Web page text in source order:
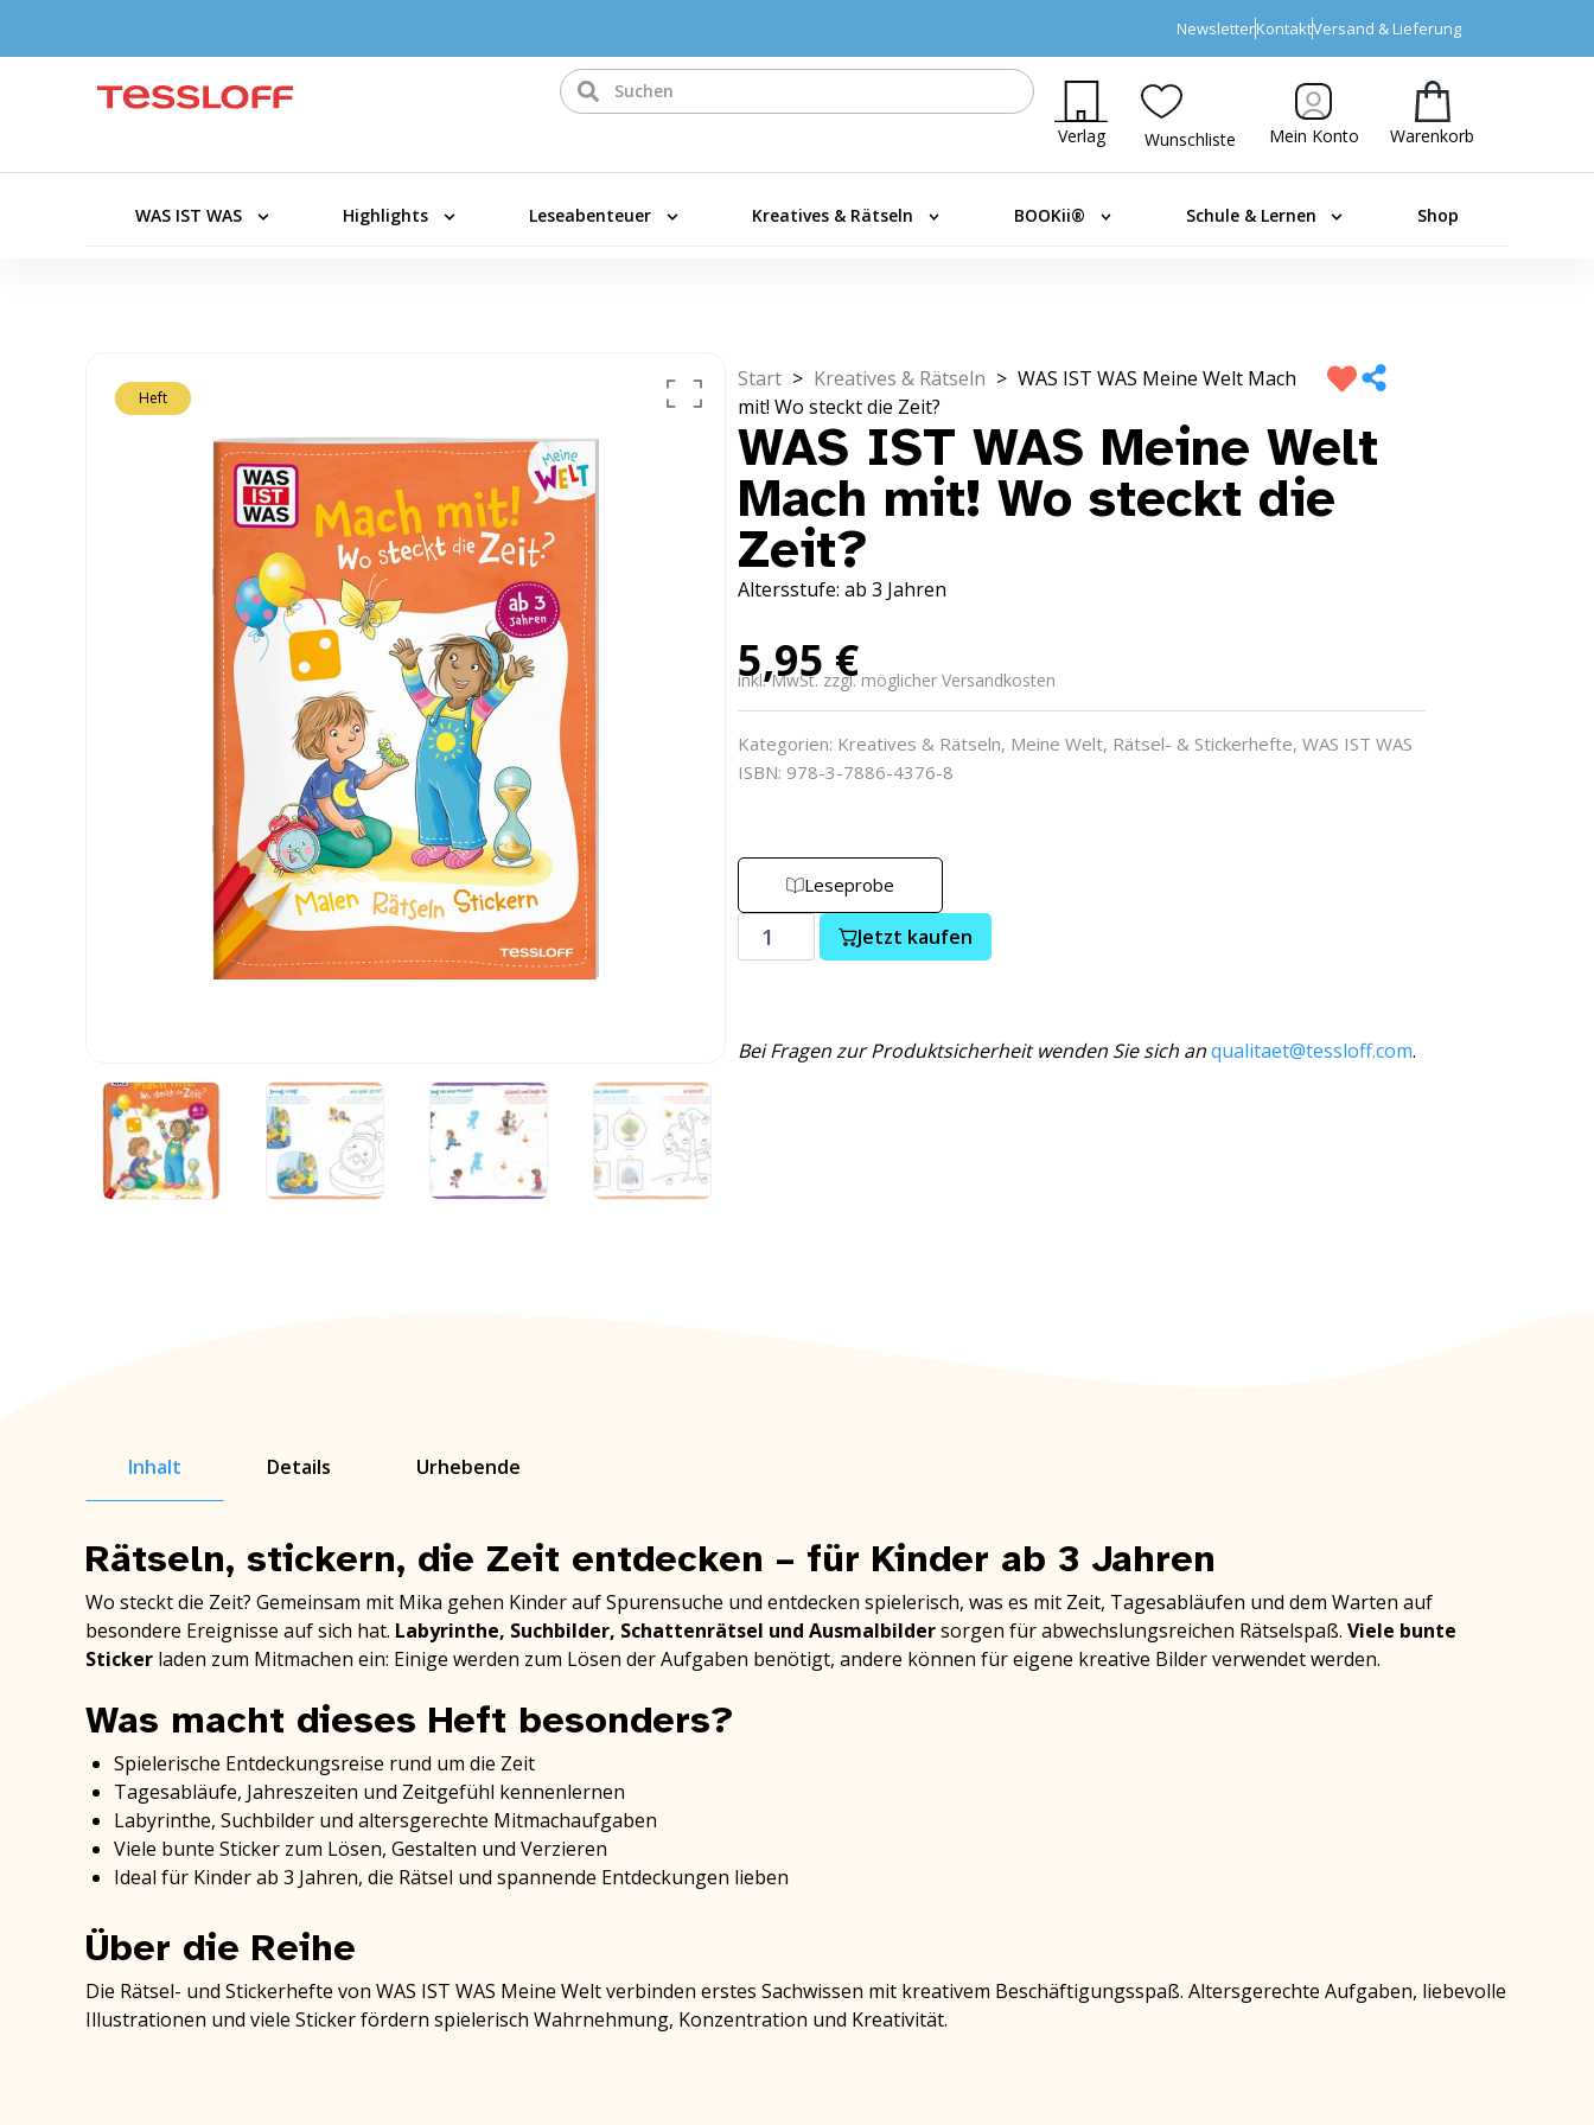
NewsletterKontaktVersand & Lieferung
Verlag Wunschliste Mein Konto Warenkorb
WAS IST WAS Highlights Leseabenteuer Kreatives & Rätseln BOOKii® Schule & Lernen Shop
Heft
Start > Kreatives & Rätseln > WAS IST WAS Meine Welt Mach
mit! Wo steckt die Zeit?
WAS IST WAS Meine Welt
Mach mit! Wo steckt die
Zeit?
Altersstufe: ab 3 Jahren
5,95 €
inkl. MwSt. zzgl. möglicher Versandkosten
Kategorien: Kreatives & Rätseln, Meine Welt, Rätsel- & Stickerhefte, WAS IST WAS
ISBN: 978-3-7886-4376-8
Leseprobe
Jetzt kaufen
Bei Fragen zur Produktsicherheit wenden Sie sich anqualitaet@tessloff.com.
Inhalt Details Urhebende
Rätseln, stickern, die Zeit entdecken – für Kinder ab 3 Jahren
Wo steckt die Zeit? Gemeinsam mit Mika gehen Kinder auf Spurensuche und entdecken spielerisch, was es mit Zeit, Tagesabläufen und dem Warten auf
besondere Ereignisse auf sich hat. Labyrinthe, Suchbilder, Schattenrätsel und Ausmalbildersorgen für abwechslungsreichen Rätselspaß. Viele bunte
Sticker laden zum Mitmachen ein: Einige werden zum Lösen der Aufgaben benötigt, andere können für eigene kreative Bilder verwendet werden.
Was macht dieses Heft besonders?
Spielerische Entdeckungsreise rund um die Zeit
Tagesabläufe, Jahreszeiten und Zeitgefühl kennenlernen
Labyrinthe, Suchbilder und altersgerechte Mitmachaufgaben
Viele bunte Sticker zum Lösen, Gestalten und Verzieren
Ideal für Kinder ab 3 Jahren, die Rätsel und spannende Entdeckungen lieben
Über die Reihe
Die Rätsel- und Stickerhefte von WAS IST WAS Meine Welt verbinden erstes Sachwissen mit kreativem Beschäftigungsspaß. Altersgerechte Aufgaben, liebevolle
Illustrationen und viele Sticker fördern spielerisch Wahrnehmung, Konzentration und Kreativität.